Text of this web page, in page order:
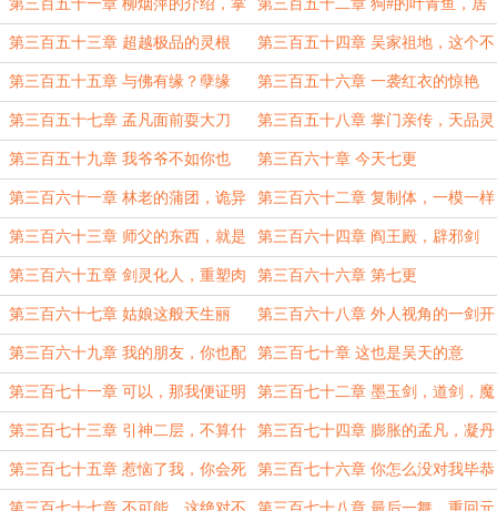
第三百五十一章 柳烟萍的介绍，掌
门的孙女
第三百五十二章 狗#的叶青鱼，居
然敢骗老子
第三百五十三章 超越极品的灵根 第三百五十四章 吴家祖地，这个不
能忍
第三百五十五章 与佛有缘？孽缘 第三百五十六章 一袭红衣的惊艳
第三百五十七章 孟凡面前耍大刀 第三百五十八章 掌门亲传，天品灵
根
第三百五十九章 我爷爷不如你也 第三百六十章 今天七更
第三百六十一章 林老的蒲团，诡异
的空间
第三百六十二章 复制体，一模一样
的战力
第三百六十三章 师父的东西，就是
自己东西
第三百六十四章 阎王殿，辟邪剑
第三百六十五章 剑灵化人，重塑肉
身
第三百六十六章 第七更
第三百六十七章 姑娘这般天生丽
质，清尘脱俗
第三百六十八章 外人视角的一剑开
青冥
第三百六十九章 我的朋友，你也配
见？
第三百七十章 这也是吴天的意
思……
第三百七十一章 可以，那我便证明
一下
第三百七十二章 墨玉剑，道剑，魔
剑，邪剑
第三百七十三章 引神二层，不算什
么
第三百七十四章 膨胀的孟凡，凝丹
无敌
第三百七十五章 惹恼了我，你会死
在这里
第三百七十六章 你怎么没对我毕恭
毕敬？